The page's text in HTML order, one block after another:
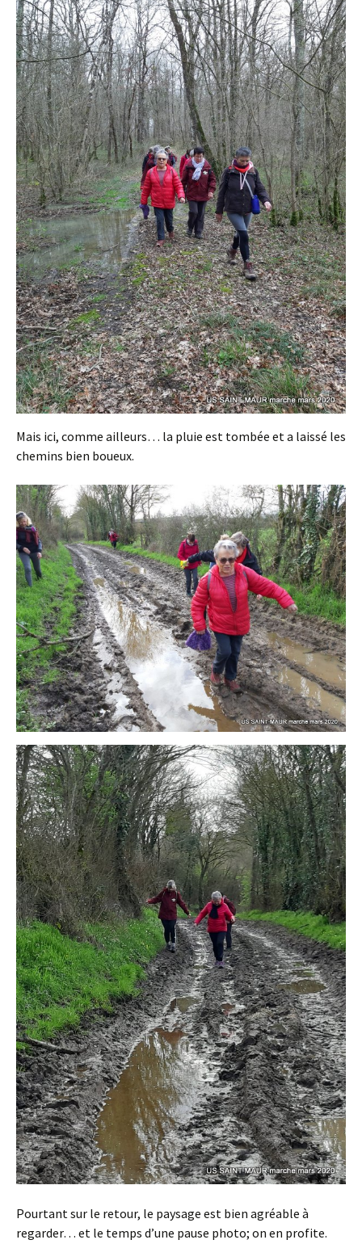
Mais ici, comme ailleurs… la pluie est tombée et a laissé les
chemins bien boueux.
Pourtant sur le retour, le paysage est bien agréable à
regarder… et le temps d’une pause photo; on en profite.